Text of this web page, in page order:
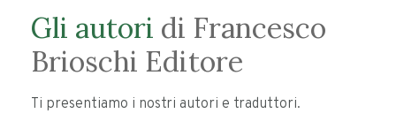
Gli autori di Francesco
Brioschi Editore
Ti presentiamo i nostri autori e traduttori.